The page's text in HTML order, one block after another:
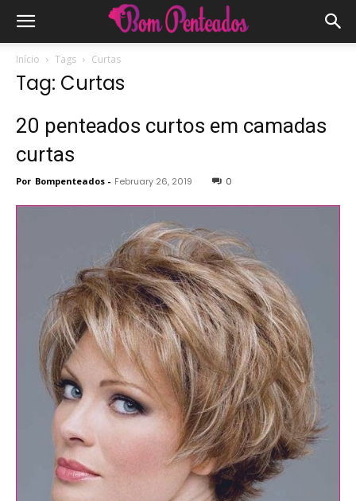
Início Tags Curtas
Tag: Curtas
20 penteados curtos em camadas
curtas
Por Bompenteados - February 26, 2019 0